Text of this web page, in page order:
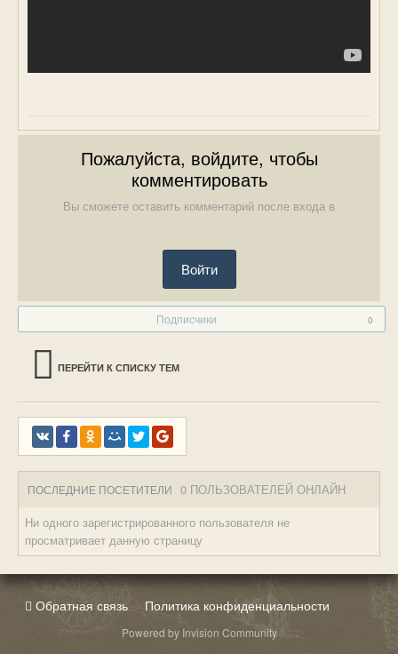
Пожалуйста, войдите, чтобы
комментировать
Вы сможете оставить комментарий после входа в
Войти
Подписчики 0
ПЕРЕЙТИ К СПИСКУ ТЕМ
ПОСЛЕДНИЕ ПОСЕТИТЕЛИ 0 ПОЛЬЗОВАТЕЛЕЙ ОНЛАЙН
Ни одного зарегистрированного пользователя не
просматривает данную страницу
Обратная связь Политика конфиденциальности
Powered by Invision Community